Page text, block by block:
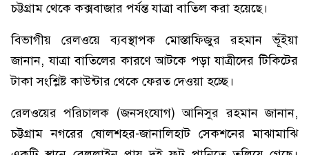
চট্টগ্রাম থেকে কক্সবাজার পর্যন্ত যাত্রা বাতিল করা হয়েছে।
বিভাগীয় রেলওয়ে ব্যবস্থাপক মোস্তাফিজুর রহমান ভূঁইয়া
জানান, যাত্রা বাতিলের কারণে আটকে পড়া যাত্রীদের টিকিটের
টাকা সংশ্লিষ্ট কাউন্টার থেকে ফেরত দেওয়া হচ্ছে।
রেলওয়ের পরিচালক (জনসংযোগ) আনিসুর রহমান জানান,
চট্টগ্রাম নগরের ষোলশহর-জানালিহাট সেকশনের মাঝামাঝি